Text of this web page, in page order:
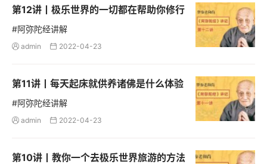
第12讲丨极乐世界的一切都在帮助你修行
#阿弥陀经讲解
 admin  2022-04-23
第11讲丨每天起床就供养诸佛是什么体验
#阿弥陀经讲解
 admin  2022-04-23
第10讲丨教你一个去极乐世界旅游的方法